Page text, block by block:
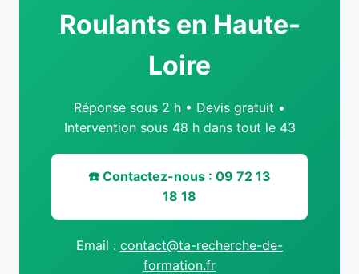
Roulants en Haute-
Loire
Réponse sous 2 h • Devis gratuit •
Intervention sous 48 h dans tout le 43
☎️ Contactez-nous : 09 72 13
18 18
Email : contact@ta-recherche-de-
formation.fr